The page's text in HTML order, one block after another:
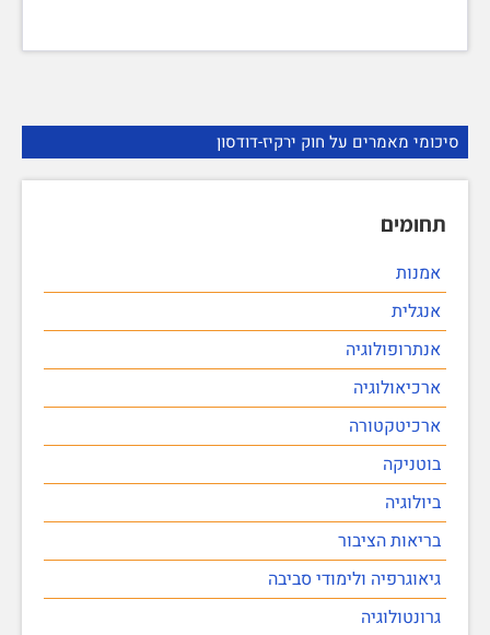
סיכומי מאמרים על חוק ירקיז-דודסון
תחומים
אמנות
אנגלית
אנתרופולוגיה
ארכיאולוגיה
ארכיטקטורה
בוטניקה
ביולוגיה
בריאות הציבור
גיאוגרפיה ולימודי סביבה
גרונטולוגיה